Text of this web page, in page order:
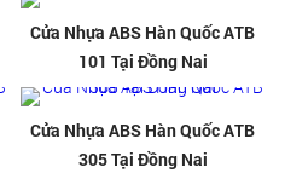
Cửa Nhựa ABS Hàn Quốc ATB
101 Tại Đồng Nai
Cửa Nhựa ABS Hàn Quốc ATB
305 Tại Đồng Nai